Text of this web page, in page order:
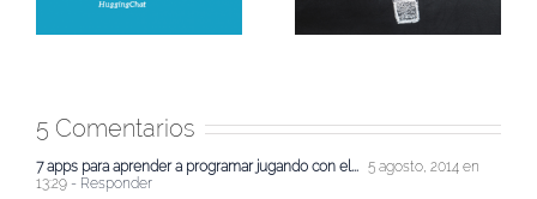
automáticamente por
‘apps’: Masako
Wakamiya
5 Comentarios
7 apps para aprender a programar jugando con el... 5 agosto, 2014 en
13:29 - Responder